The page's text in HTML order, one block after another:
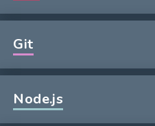
Git
Node.js